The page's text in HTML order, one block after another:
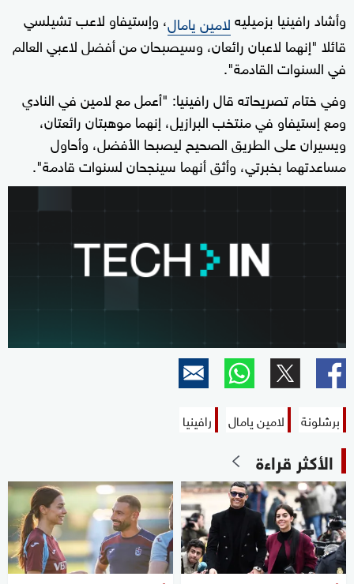
وأشاد رافينيا بزميليهلامين يامال، وإستيفاو لاعب تشيلسي
قائلا "إنهما لاعبان رائعان، وسيصبحان من أفضل لاعبي العالم
في السنوات القادمة".
وفي ختام تصريحاته قال رافينيا: "أعمل مع لامين في النادي
ومع إستيفاو في منتخب البرازيل، إنهما موهبتان رائعتان،
ويسيران على الطريق الصحيح ليصبحا الأفضل، وأحاول
مساعدتهما بخبرتي، وأثق أنهما سينجحان لسنوات قادمة".
برشلونة لامين يامال رافينيا
الأكثر قراءة